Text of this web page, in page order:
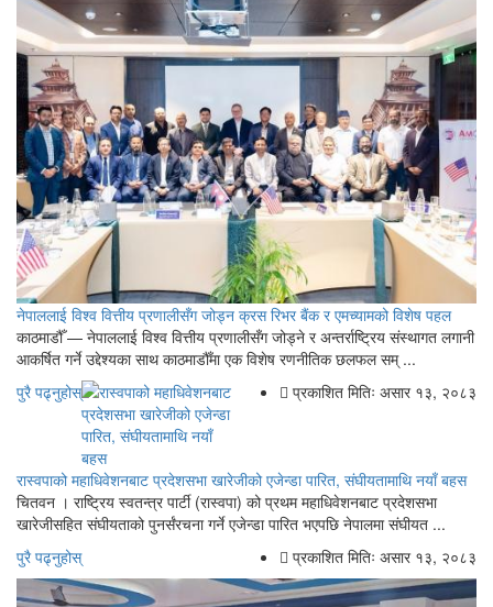
नेपाललाई विश्व वित्तीय प्रणालीसँग जोड्न क्रस रिभर बैंक र एमच्यामको विशेष पहल
काठमाडौँ — नेपाललाई विश्व वित्तीय प्रणालीसँग जोड्ने र अन्तर्राष्ट्रिय संस्थागत लगानी
आकर्षित गर्ने उद्देश्यका साथ काठमाडौँमा एक विशेष रणनीतिक छलफल सम् ...
पुरै पढ्नुहोस्
प्रकाशित मितिः असार १३, २०८३
रास्वपाको महाधिवेशनबाट प्रदेशसभा खारेजीको एजेन्डा पारित, संघीयतामाथि नयाँ बहस
चितवन । राष्ट्रिय स्वतन्त्र पार्टी (रास्वपा) को प्रथम महाधिवेशनबाट प्रदेशसभा
खारेजीसहित संघीयताको पुनर्संरचना गर्ने एजेन्डा पारित भएपछि नेपालमा संघीयत ...
पुरै पढ्नुहोस्
प्रकाशित मितिः असार १३, २०८३